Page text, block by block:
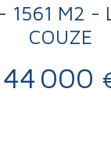
1561 M2 -
COUZE
44 000